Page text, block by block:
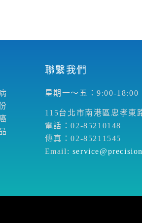
聯繫我們
星期一～五：9:00-18:00
115台北市南港區忠孝東
電話：02-85210148
傳真：02-85211545
Email: